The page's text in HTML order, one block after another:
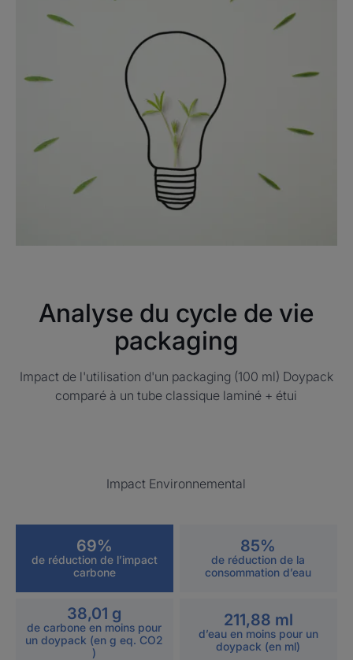
Analyse du cycle de vie
packaging
Impact de l'utilisation d'un packaging (100 ml) Doypack
comparé à un tube classique laminé + étui
Impact Environnemental
69%
de réduction de l’impact
carbone
85%
de réduction de la
consommation d’eau
38,01 g
de carbone en moins pour
un doypack (en g eq. CO2
)
211,88 ml
d’eau en moins pour un
doypack (en ml)